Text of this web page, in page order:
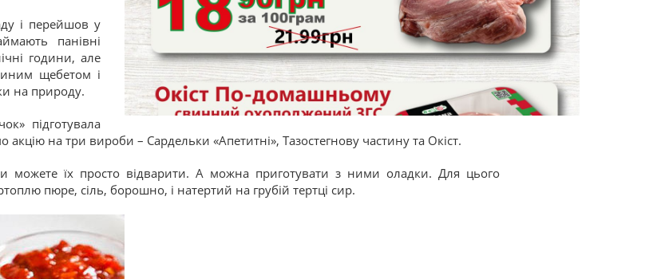
і перейшов у
панівні
години, але
щебетом і
на природу.
підготувала
на три вироби – Сардельки «Апетитні», Тазостегнову частину та Окіст.
можете їх просто відварити. А можна приготувати з ними оладки. Для цього
пюре, сіль, борошно, і натертий на грубій тертці сир.